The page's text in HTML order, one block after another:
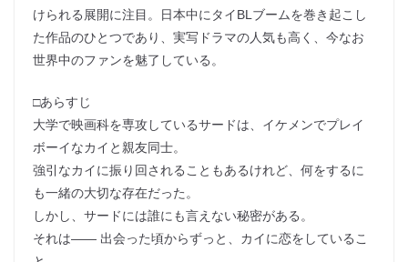
けられる展開に注目。日本中にタイBLブームを巻き起こし
た作品のひとつであり、実写ドラマの人気も高く、今なお
世界中のファンを魅了している。
□あらすじ
大学で映画科を専攻しているサードは、イケメンでプレイ
ボーイなカイと親友同士。
強引なカイに振り回されることもあるけれど、何をするに
も一緒の大切な存在だった。
しかし、サードには誰にも言えない秘密がある。
それは―― 出会った頃からずっと、カイに恋をしているこ